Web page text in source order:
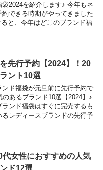
2024を紹介します♪ 今年もネ
できる時期がやってきました
と、今年はどこのブランド福
先行予約【2024】！20
ント10選
ンド福袋が元旦前に先行予約で
のあるブランド10選【2024】♪
ンド福袋はすぐに完売するも
レディースブランドの先行予
代女性におすすめの人気